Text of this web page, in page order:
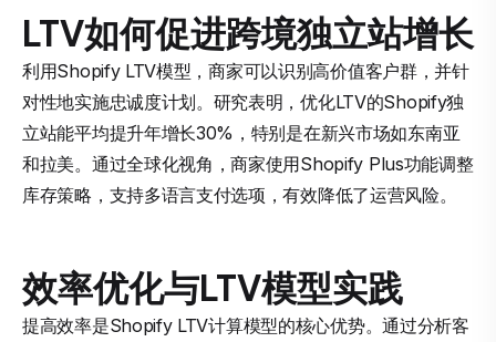
LTV如何促进跨境独立站增长
利用Shopify LTV模型，商家可以识别高价值客户群，并针
对性地实施忠诚度计划。研究表明，优化LTV的Shopify独
立站能平均提升年增长30%，特别是在新兴市场如东南亚
和拉美。通过全球化视角，商家使用Shopify Plus功能调整
库存策略，支持多语言支付选项，有效降低了运营风险。
效率优化与LTV模型实践
提高效率是Shopify LTV计算模型的核心优势。通过分析客